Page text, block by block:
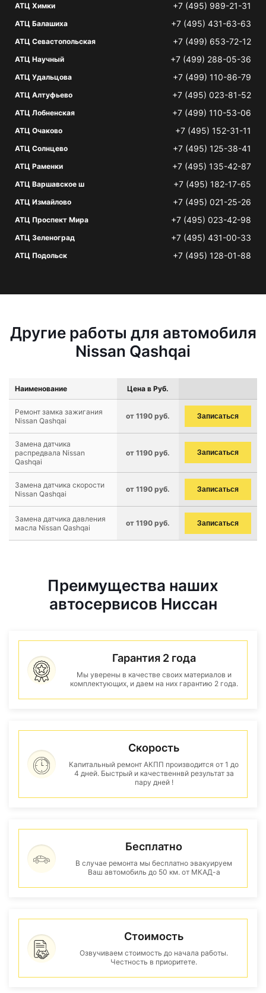
АТЦ Химки +7 (495) 989-21-31
АТЦ Балашиха +7 (495) 431-63-63
АТЦ Севастопольская +7 (499) 653-72-12
АТЦ Научный +7 (499) 288-05-36
АТЦ Удальцова +7 (499) 110-86-79
АТЦ Алтуфьево +7 (495) 023-81-52
АТЦ Лобненская +7 (499) 110-53-06
АТЦ Очаково +7 (495) 152-31-11
АТЦ Солнцево +7 (495) 125-38-41
АТЦ Раменки +7 (495) 135-42-87
АТЦ Варшавское ш +7 (495) 182-17-65
АТЦ Измайлово +7 (495) 021-25-26
АТЦ Проспект Мира +7 (495) 023-42-98
АТЦ Зеленоград +7 (495) 431-00-33
АТЦ Подольск +7 (495) 128-01-88
Другие работы для автомобиля
Nissan Qashqai
Наименование Цена в Руб.
Ремонт замка зажигания
Nissan Qashqai
от 1190 руб. Записаться
Замена датчика
распредвала Nissan
Qashqai
от 1190 руб. Записаться
Замена датчика скорости
Nissan Qashqai
от 1190 руб. Записаться
Замена датчика давления
масла Nissan Qashqai
от 1190 руб. Записаться
Преимущества наших
автосервисов Ниссан
Гарантия 2 года
Мы уверены в качестве своих материалов и
комплектующих, и даем на них гарантию 2 года.
Скорость
Капитальный ремонт АКПП производится от 1 до
4 дней. Быстрый и качественнвй результат за
пару дней !
Бесплатно
В случае ремонта мы бесплатно эвакуируем
Ваш автомобиль до 50 км. от МКАД-а
Стоимость
Озвучиваем стоимость до начала работы.
Честность в приоритете.